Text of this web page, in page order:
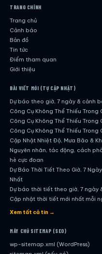
TRANG CHÍNH
Trang chủ
Cảnh báo
Bản đồ
Tin tức
Điểm tham quan
Giới thiệu
BÀI VIẾT MỚI (TỰ CẬP NHẬT)
Dự báo theo giờ, 7 ngày & cảnh
Công Cụ Không Thể Thiếu Trong
Công Cụ Không Thể Thiếu
Công Cụ Không Thể Thiếu Trong
Cập Nhật Nhiệt Độ, Mưa Bão &
Nguyên nhân, tác động, cách
hè cực đoan
Dự Báo Thời Tiết Theo Giờ, 7
Nhất
Dự báo thời tiết theo giờ, 7
Cập nhật thời tiết mới nhất mỗi
Hướng dẫn đầy đủ về dự báo thời
Dự Báo Thời Tiết Theo Giờ, 7
Công Cụ Không Thể Thiếu Trong
Xem tất cả tin →
MÁY CHỦ SITEMAP (SEO)
wp-sitemap.xml (WordPress)